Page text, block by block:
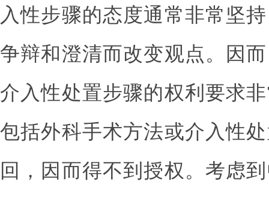
入性步骤的态度通常非常坚
争辩和澄清而改变观点。因
介入性处置步骤的权利要求
包括外科手术方法或介入性
回，因而得不到授权。考虑